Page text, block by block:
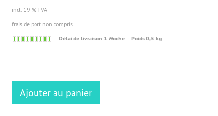
incl. 19 % TVA
frais de port non compris
Sofort
Délai de livraison 1 Woche Poids 0,5 kg
Ajouter au panier